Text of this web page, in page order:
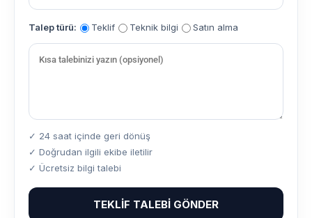
Talep türü: Teklif Teknik bilgi Satın alma
✓ 24 saat içinde geri dönüş
✓ Doğrudan ilgili ekibe iletilir
✓ Ücretsiz bilgi talebi
TEKLIF TALEBI GÖNDER